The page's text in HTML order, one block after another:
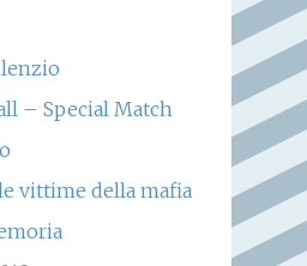
– Special Match
vittime della mafia